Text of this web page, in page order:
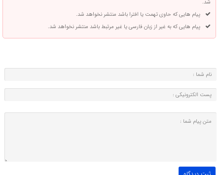
شد.
پیام هایی که حاوی تهمت یا افترا باشد منتشر نخواهد شد.
پیام هایی که به غیر از زبان فارسی یا غیر مرتبط باشد منتشر نخواهد شد.